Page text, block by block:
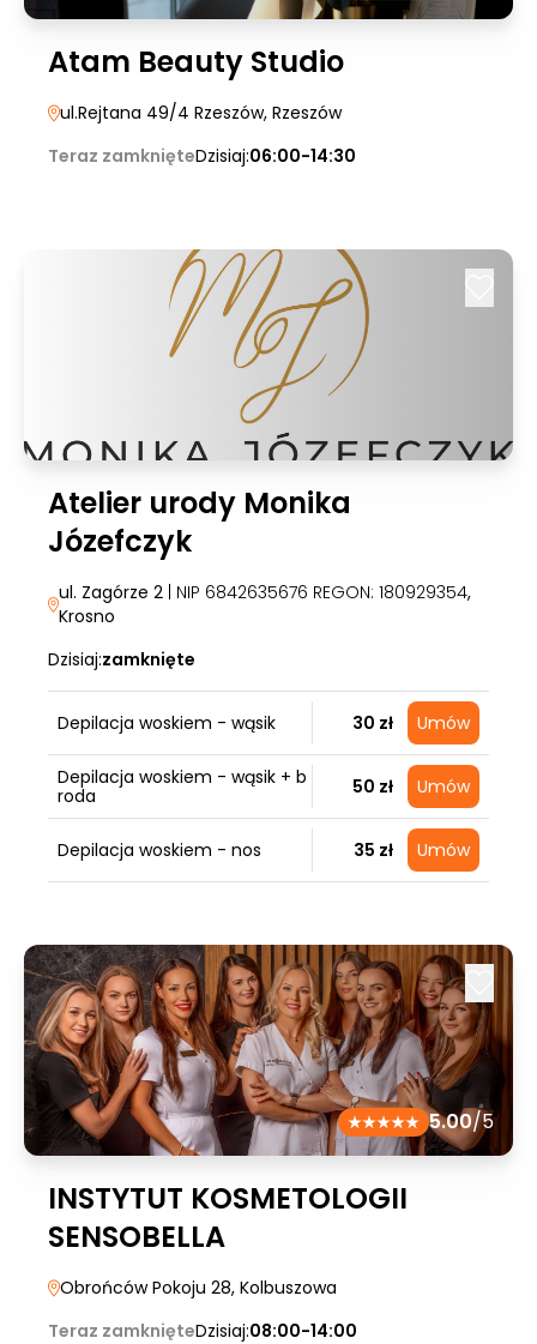
Atam Beauty Studio
ul.Rejtana 49/4 Rzeszów, Rzeszów
Teraz zamknięteDzisiaj:06:00-14:30
Atelier urody Monika
Józefczyk
ul. Zagórze 2 | NIP 6842635676 REGON: 180929354,
Krosno
Dzisiaj:zamknięte
Depilacja woskiem - wąsik 30 zł Umów
Depilacja woskiem - wąsik + b
roda
50 zł Umów
Depilacja woskiem - nos 35 zł Umów
5.00/5
INSTYTUT KOSMETOLOGII
SENSOBELLA
Obrońców Pokoju 28, Kolbuszowa
Teraz zamknięteDzisiaj:08:00-14:00